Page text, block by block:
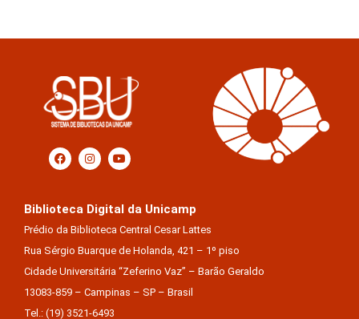
Biblioteca Digital da Unicamp
Prédio da Biblioteca Central Cesar Lattes
Rua Sérgio Buarque de Holanda, 421 – 1º piso
Cidade Universitária “Zeferino Vaz” – Barão Geraldo
13083-859 – Campinas – SP – Brasil
Tel.: (19) 3521-6493